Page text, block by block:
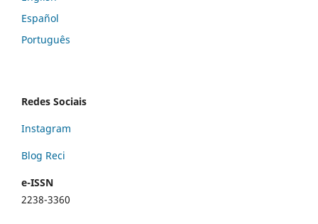
Español
Português
Redes Sociais
Instagram
Blog Reci
e-ISSN
2238-3360